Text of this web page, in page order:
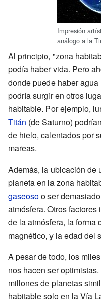
Impresión
análogo a la
Al principio, "zona
podía haber vida. Pero
donde puede haber
podría surgir en otros
habitable. Por ejemplo,
Titán (de Saturno)
de hielo, calentados por
mareas.
Además, la ubicación de
planeta en la zona
gaseosoo ser
atmósfera. Otros
de la atmósfera, la forma
magnético, y la edad del
A pesar de todo, los
nos hacen ser
millones de planetas
habitable solo en la Vía